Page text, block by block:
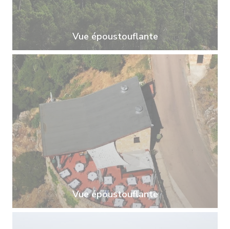
Vue époustouflante
Vue époustouflante